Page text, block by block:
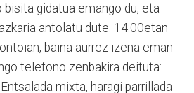
bisita gidatua emango du, eta
antolatu dute. 14:00etan
baina aurrez izena eman
telefono zenbakira deituta:
mixta, haragi parrillada